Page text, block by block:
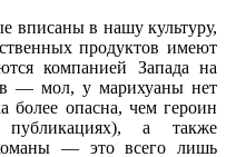
вписаны в нашу культуру,
продуктов имеют
компанией Запада на
— мол, у марихуаны нет
более опасна, чем героин
а также
— это всего лишь